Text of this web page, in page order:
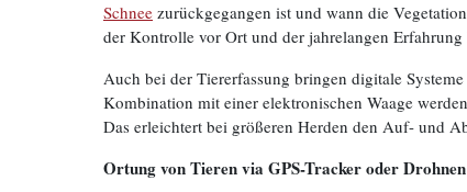
Schnee zurückgegangen ist und wann die
der Kontrolle vor Ort und der jahrelangen
Auch bei der Tiererfassung bringen digitale
Kombination mit einer elektronischen Waage
Das erleichtert bei größeren Herden den Auf- und
Ortung von Tieren via GPS-Tracker oder Drohnen